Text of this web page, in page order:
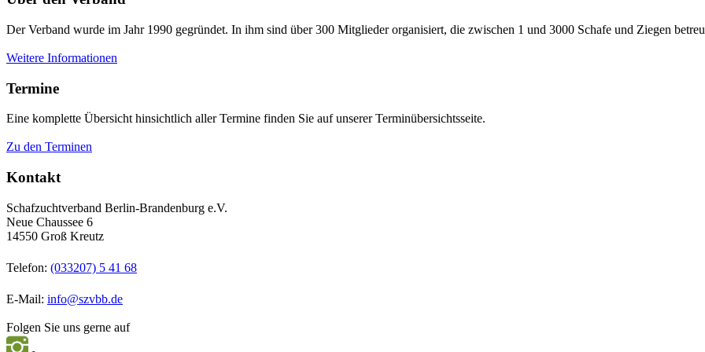
Der Verband wurde im Jahr 1990 gegründet. In ihm sind über 300 Mitglieder organisiert, die zwischen 1 und 3000 Schafe und Ziegen
Weitere Informationen
Termine
Eine komplette Übersicht hinsichtlich aller Termine finden Sie auf unserer Terminübersichtsseite.
Zu den Terminen
Kontakt
Schafzuchtverband Berlin-Brandenburg e.V.
Neue Chaussee 6
14550 Groß Kreutz
Telefon: (033207) 5 41 68
E-Mail: info@szvbb.de
Folgen Sie uns gerne auf